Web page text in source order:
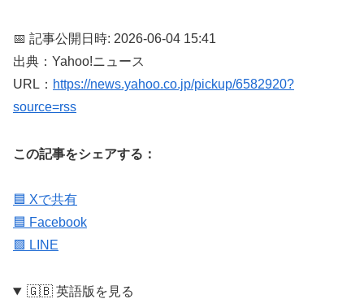
📅 記事公開日時: 2026-06-04 15:41
出典：Yahoo!ニュース
URL： https://news.yahoo.co.jp/pickup/6582920?
source=rss
この記事をシェアする：
🟦 Xで共有
🟦 Facebook
🟩 LINE
🇬🇧 英語版を見る